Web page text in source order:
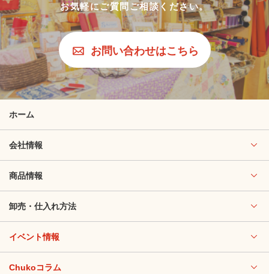
お気軽にご質問ご相談ください。
お問い合わせはこちら
ホーム
会社情報
商品情報
卸売・仕入れ方法
イベント情報
Chukoコラム